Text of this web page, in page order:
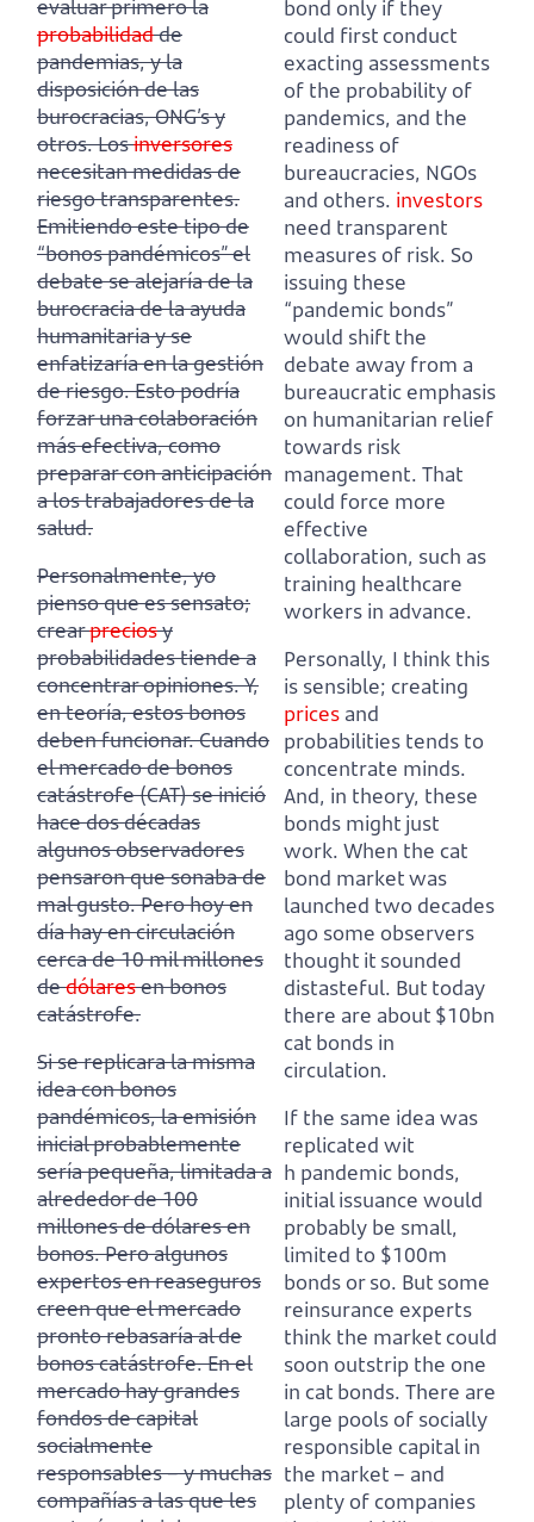
evaluar primero la
probabilidadde
pandemias,y la
disposición de las
burocracias, ONG’s y
otros. Losinversores
necesitan medidas de
riesgo transparentes.
Emitiendo este tipo de
“bonos pandémicos” el
debate se alejaría de la
burocracia de la ayuda
humanitaria y se
enfatizaría en la gestión
de riesgo.Esto podría
forzar una colaboración
más efectiva, como
preparar con anticipación
a los trabajadores de la
salud.
Personalmente, yo
pienso que es sensato;
crearpreciosy
probabilidades tiende a
concentrar opiniones.Y,
en teoría, estos bonos
deben funcionar. Cuando
el mercado de bonos
catástrofe (CAT) se inició
hace dos décadas
algunos observadores
pensaron que sonaba de
mal gusto.Pero hoy en
día hay en circulación
cerca de 10 mil millones
dedólaresen bonos
catástrofe.
Si se replicara la misma
idea con bonos
pandémicos, la emisión
inicial probablemente
sería pequeña, limitada a
alrededor de 100
millones de dólares en
bonos.Pero algunos
expertos en reaseguros
creen que el mercado
pronto rebasaría al de
bonos catástrofe.En el
mercado hay grandes
fondos de capital
socialmente
responsables – y muchas
compañías a las que les
bond only if they
could first conduct
exacting assessments
of the probability of
pandemics, and the
readiness of
bureaucracies, NGOs
and others. investors
need transparent
measures of risk. So
issuing these
“pandemic bonds”
would shift the
debate away from a
bureaucratic emphasis
on humanitarian relief
towards risk
management. That
could force more
effective
collaboration, such as
training healthcare
workers in advance.
Personally, I think this
is sensible; creating
prices and
probabilities tends to
concentrate minds.
And, in theory, these
bonds might just
work. When the cat
bond market was
launched two decades
ago some observers
thought it sounded
distasteful. But today
there are about $10bn
cat bonds in
circulation.
If the same idea was
replicated wit
h pandemic bonds,
initial issuance would
probably be small,
limited to $100m
bonds or so. But some
reinsurance experts
think the market could
soon outstrip the one
in cat bonds. There are
large pools of socially
responsible capital in
the market – and
plenty of companies